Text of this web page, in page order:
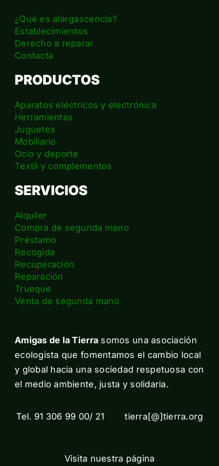
¿Qué es alargascencia?
Establecimientos
Derecho a reparar
Contacta
PRODUCTOS
Aparatos eléctricos y electrónica
Herramientas
Juguetes
Mobiliario
Ocio y deporte
Textil y complementos
SERVICIOS
Alquiler
Compra de segunda mano
Préstamo
Recogida
Recuperación
Reparación
Trueque
Venta de segunda mano
Amigas de la Tierra somos una asociación
ecologista que fomentamos el cambio local
y global hacia una sociedad respetuosa con
el medio ambiente, justa y solidaria.
Tel. 91 306 99 00/ 21 tierra[@]tierra.org
Visita nuestra página